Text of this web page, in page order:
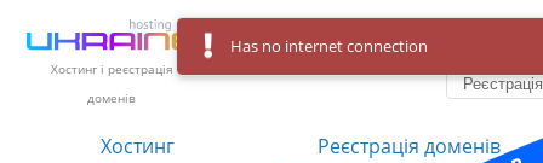
Хостинг і реєстрація
доменів
Реєстрація
Хостинг
Реєстрація доменів
Has no internet connection